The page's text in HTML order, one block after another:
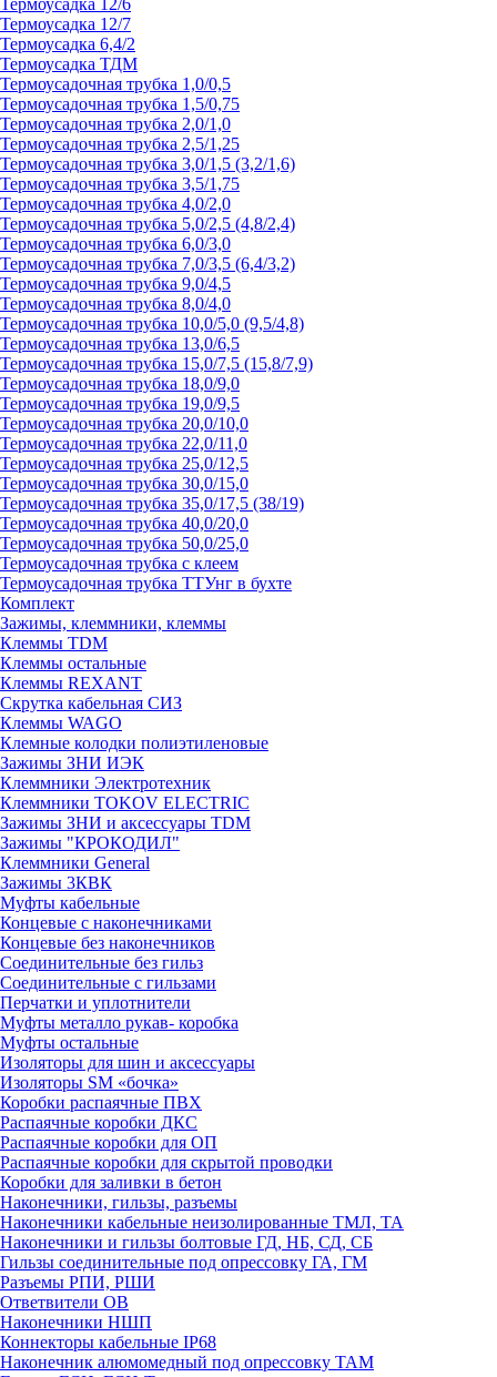
Термоусадка 12/6
Термоусадка 12/7
Термоусадка 6,4/2
Термоусадка ТДМ
Термоусадочная трубка 1,0/0,5
Термоусадочная трубка 1,5/0,75
Термоусадочная трубка 2,0/1,0
Термоусадочная трубка 2,5/1,25
Термоусадочная трубка 3,0/1,5 (3,2/1,6)
Термоусадочная трубка 3,5/1,75
Термоусадочная трубка 4,0/2,0
Термоусадочная трубка 5,0/2,5 (4,8/2,4)
Термоусадочная трубка 6,0/3,0
Термоусадочная трубка 7,0/3,5 (6,4/3,2)
Термоусадочная трубка 9,0/4,5
Термоусадочная трубка 8,0/4,0
Термоусадочная трубка 10,0/5,0 (9,5/4,8)
Термоусадочная трубка 13,0/6,5
Термоусадочная трубка 15,0/7,5 (15,8/7,9)
Термоусадочная трубка 18,0/9,0
Термоусадочная трубка 19,0/9,5
Термоусадочная трубка 20,0/10,0
Термоусадочная трубка 22,0/11,0
Термоусадочная трубка 25,0/12,5
Термоусадочная трубка 30,0/15,0
Термоусадочная трубка 35,0/17,5 (38/19)
Термоусадочная трубка 40,0/20,0
Термоусадочная трубка 50,0/25,0
Термоусадочная трубка с клеем
Термоусадочная трубка ТТУнг в бухте
Комплект
Зажимы, клеммники, клеммы
Клеммы TDM
Клеммы остальные
Клеммы REXANT
Скрутка кабельная СИЗ
Клеммы WAGO
Клемные колодки полиэтиленовые
Зажимы ЗНИ ИЭК
Клеммники Электротехник
Клеммники TOKOV ELECTRIC
Зажимы ЗНИ и аксессуары TDM
Зажимы "КРОКОДИЛ"
Клеммники General
Зажимы 3КВК
Муфты кабельные
Концевые с наконечниками
Концевые без наконечников
Соединительные без гильз
Соединительные с гильзами
Перчатки и уплотнители
Муфты металло рукав- коробка
Муфты остальные
Изоляторы для шин и аксессуары
Изоляторы SM «бочка»
Коробки распаячные ПВХ
Распаячные коробки ДКС
Распаячные коробки для ОП
Распаячные коробки для скрытой проводки
Коробки для заливки в бетон
Наконечники, гильзы, разъемы
Наконечники кабельные неизолированные ТМЛ, ТА
Наконечники и гильзы болтовые ГД, НБ, СД, СБ
Гильзы соединительные под опрессовку ГА, ГМ
Разъемы РПИ, РШИ
Ответвители ОВ
Наконечники НШП
Коннекторы кабельные IP68
Наконечник алюмомедный под опрессовку ТАМ